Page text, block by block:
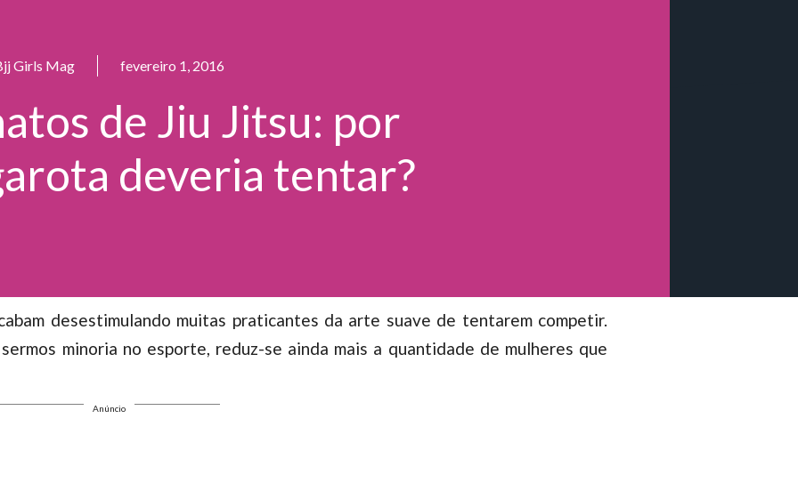
Girls Mag fevereiro 1, 2016
de Jiu Jitsu: por
deveria tentar?
desestimulando muitas praticantes da arte suave de tentarem competir.
minoria no esporte, reduz-se ainda mais a quantidade de mulheres que
Anúncio